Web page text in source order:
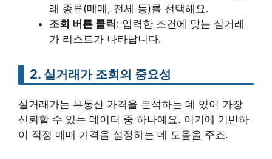
래 종류(매매, 전세 등)를 선택해요.
조회 버튼 클릭: 입력한 조건에 맞는 실거래
가 리스트가 나타납니다.
2. 실거래가 조회의 중요성
실거래가는 부동산 가격을 분석하는 데 있어 가장
신뢰할 수 있는 데이터 중 하나예요. 여기에 기반하
여 적정 매매 가격을 설정하는 데 도움을 주죠.